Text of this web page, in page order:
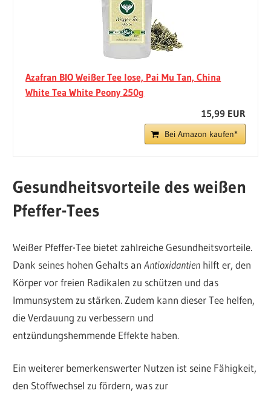
Azafran BIO Weißer Tee lose, Pai Mu Tan, China
White Tea White Peony 250g
15,99 EUR
Bei Amazon kaufen*
Gesundheitsvorteile des weißen
Pfeffer-Tees
Weißer Pfeffer-Tee bietet zahlreiche Gesundheitsvorteile.
Dank seines hohen Gehalts anAntioxidantien hilft er, den
Körper vor freien Radikalen zu schützen und das
Immunsystem zu stärken. Zudem kann dieser Tee helfen,
die Verdauung zu verbessern und
entzündungshemmende Effekte haben.
Ein weiterer bemerkenswerter Nutzen ist seine Fähigkeit,
den Stoffwechsel zu fördern, was zur